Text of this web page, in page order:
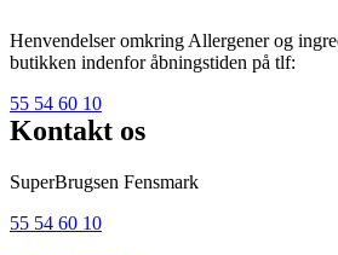
Henvendelser omkring Allergener og
butikken indenfor åbningstiden på tlf:
55 54 60 10
Kontakt os
SuperBrugsen Fensmark
55 54 60 10